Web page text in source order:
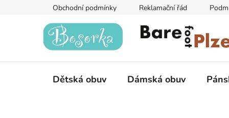
Obchodní podmínky Reklamační řád
Dětská obuv Dámská obuv